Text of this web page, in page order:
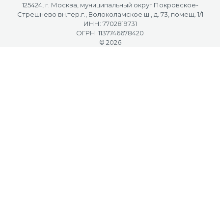
125424, г. Москва, муниципальный округ Покровское-
Стрешнево вн.тер.г., Волоколамское ш., д. 73, помещ. 1/1
ИНН: 7702819731
ОГРН: 1137746678420
© 2026